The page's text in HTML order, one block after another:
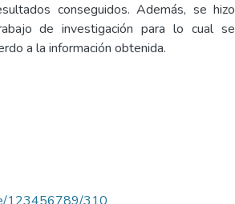
conseguidos. Además, se hizo
de investigación para lo cual se
a la información obtenida.